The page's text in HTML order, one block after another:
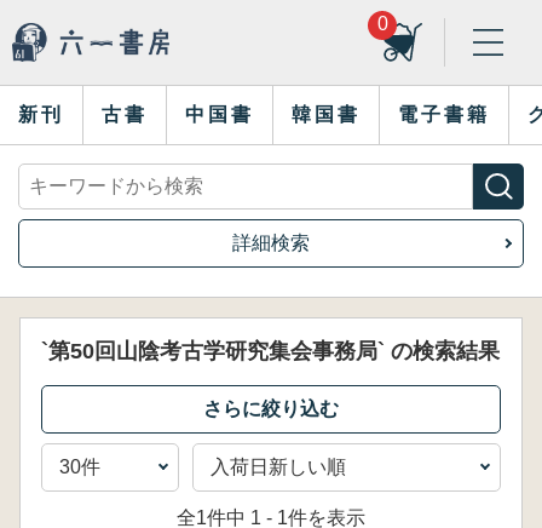
0
新刊 古書 中国書 韓国書 電子書籍
詳細検索
`第50回山陰考古学研究集会事務局` の検索結果
全1件中 1 - 1件を表示